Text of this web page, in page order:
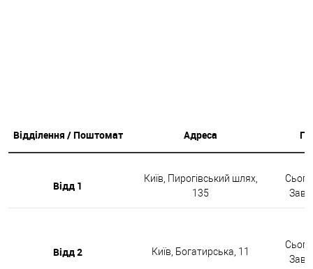
Відділення / Поштомат Адреса
Відд 1
Київ, Пирогівський шлях,
135
Відд 2 Київ, Богатирська, 11